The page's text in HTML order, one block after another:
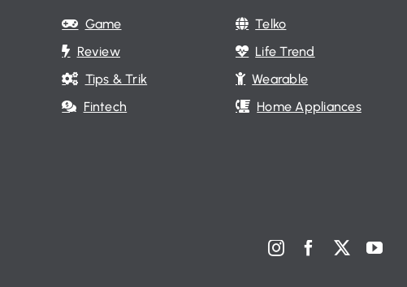
Game
Review
Tips & Trik
Fintech
Telko
Life Trend
Wearable
Home Appliances